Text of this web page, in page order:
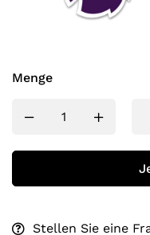
Menge
Stellen Sie eine